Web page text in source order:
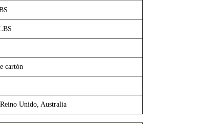
cartón
Unido, Australia